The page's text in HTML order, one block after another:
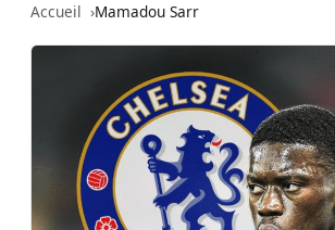
Accueil Mamadou Sarr